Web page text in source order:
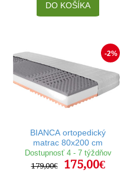
DO KOŠÍKA
-2%
BIANCA ortopedický
matrac 80x200 cm
Dostupnosť 4 - 7 týždňov
179,00€
175,00€